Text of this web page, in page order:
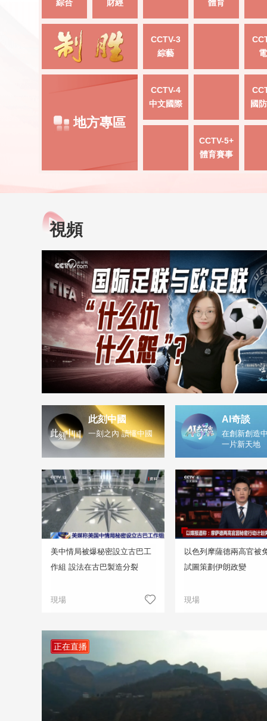
綜合 財經 體育
CCTV-3
綜藝
地方專區
CCTV-4
中文國際
國
CCTV-5+
體育賽事
視頻
此刻中國
一刻之內 讀懂中國
AI奇談
在創新創造
一片新天地
美中情局被爆秘密設立古巴工
作組 設法在古巴製造分裂
現場
以色列摩薩德兩高官被
試圖策劃伊朗政變
現場
正在直播